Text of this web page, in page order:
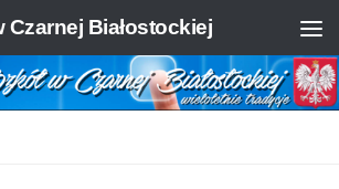
Czarnej Białostockiej